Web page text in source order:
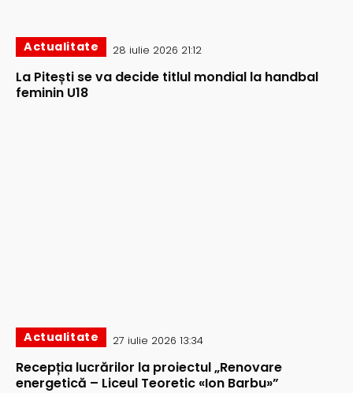
Actualitate 28 iulie 2026 21:12
La Pitești se va decide titlul mondial la handbal
feminin U18
Actualitate 27 iulie 2026 13:34
Recepția lucrărilor la proiectul „Renovare
energetică – Liceul Teoretic «Ion Barbu»”